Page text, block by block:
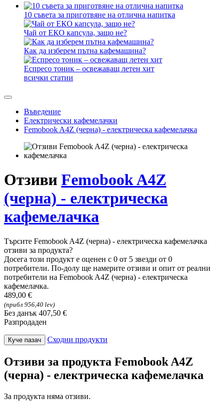
10 съвета за приготвяне на отлична напитка
Чай от ЕКО капсула, защо не?
Как да изберем пътна кафемашина?
Еспресо тоник – освежаващ летен хит
всички статии
Въведение
Електрически кафемелачки
Femobook A4Z (черна) - електрическа кафемелачка
Отзиви Femobook A4Z
(черна) - електрическа
кафемелачка
Търсите Femobook A4Z (черна) - електрическа кафемелачка
отзиви за продукта?
Досега този продукт е оценен с 0 от 5 звезди от 0
потребители. По-долу ще намерите отзиви и опит от реални
потребители на Femobook A4Z (черна) - електрическа
кафемелачка.
489,00 €
(прибл 956,40 lev)
Без данък 407,50 €
Разпродаден
Куче пазач Сходни продукти
Отзиви за продукта Femobook A4Z
(черна) - електрическа кафемелачка
За продукта няма отзиви.